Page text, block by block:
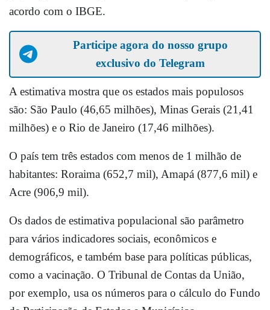
acordo com o IBGE.
Participe agora do nosso grupo
exclusivo do Telegram
A estimativa mostra que os estados mais populosos
são: São Paulo (46,65 milhões), Minas Gerais (21,41
milhões) e o Rio de Janeiro (17,46 milhões).
O país tem três estados com menos de 1 milhão de
habitantes: Roraima (652,7 mil), Amapá (877,6 mil) e
Acre (906,9 mil).
Os dados de estimativa populacional são parâmetro
para vários indicadores sociais, econômicos e
demográficos, e também base para políticas públicas,
como a vacinação. O Tribunal de Contas da União,
por exemplo, usa os números para o cálculo do Fundo